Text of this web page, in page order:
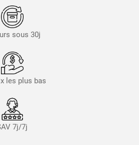
sous 30j
les plus bas
7j/7j